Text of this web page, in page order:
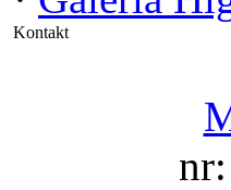
Kontakt